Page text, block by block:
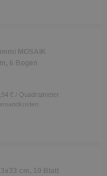
MOSAIK
6 Bogen
€ / Quadratmeter
cm, 10 Blatt